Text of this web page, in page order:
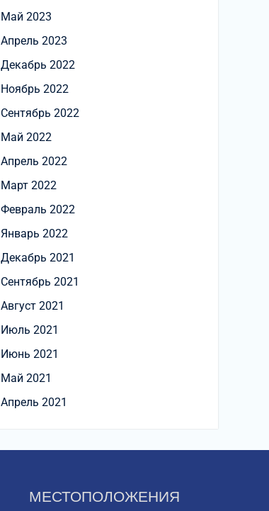
Май 2023
Апрель 2023
Декабрь 2022
Ноябрь 2022
Сентябрь 2022
Май 2022
Апрель 2022
Март 2022
Февраль 2022
Январь 2022
Декабрь 2021
Сентябрь 2021
Август 2021
Июль 2021
Июнь 2021
Май 2021
Апрель 2021
МЕСТОПОЛОЖЕНИЯ